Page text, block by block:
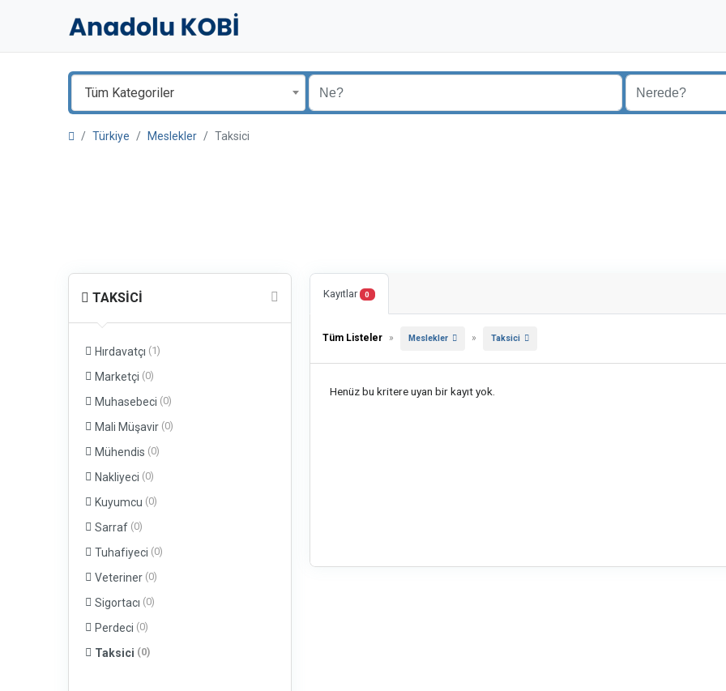
Tüm Kategoriler
Türkiye Meslekler Taksici
TAKSICI
Hırdavatçı (1)
Marketçi (0)
Muhasebeci (0)
Mali Müşavir (0)
Mühendis (0)
Nakliyeci (0)
Kuyumcu (0)
Sarraf (0)
Tuhafiyeci (0)
Veteriner (0)
Sigortacı (0)
Perdeci (0)
Taksici (0)
Kayıtlar 0
Tüm Listeler » Meslekler » Taksici
Henüz bu kritere uyan bir kayıt yok.